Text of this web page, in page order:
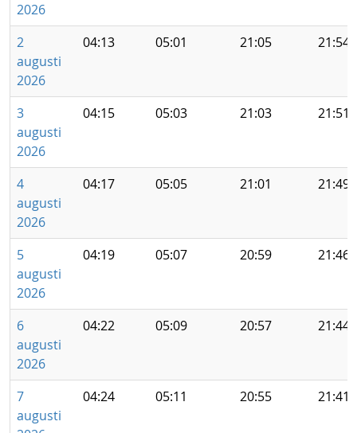
2026
2
augusti
2026
04:13 05:01 21:05 21:54
3
augusti
2026
04:15 05:03 21:03 21:51
4
augusti
2026
04:17 05:05 21:01 21:49
5
augusti
2026
04:19 05:07 20:59 21:46
6
augusti
2026
04:22 05:09 20:57 21:44
7
augusti
04:24 05:11 20:55 21:41